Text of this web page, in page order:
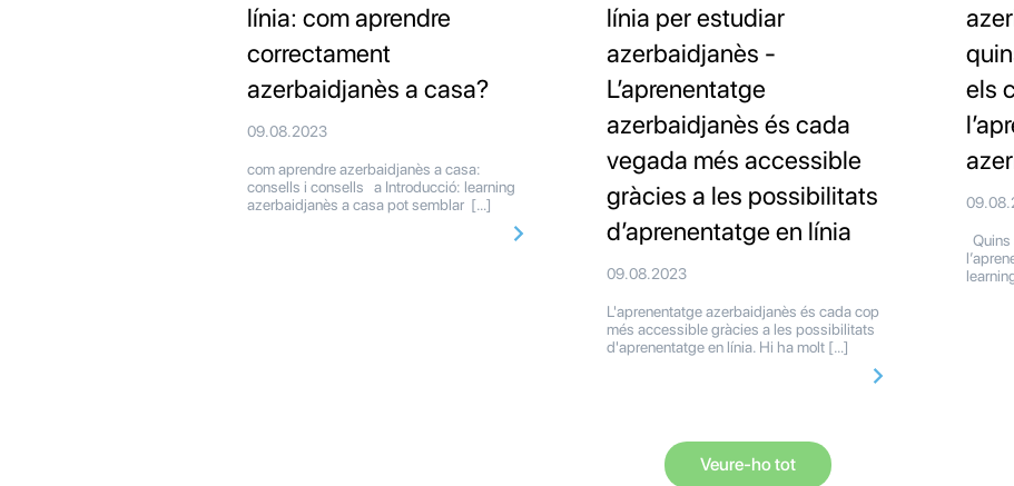
línia: com aprendre
correctament
azerbaidjanès a casa?
09.08.2023
com aprendre azerbaidjanès a casa:
consells i consells a Introducció: learning
azerbaidjanès a casa pot semblar […]
línia per estudiar
azerbaidjanès -
L’aprenentatge
azerbaidjanès és cada
vegada més accessible
gràcies a les possibilitats
d’aprenentatge en línia
09.08.2023
L'aprenentatge azerbaidjanès és cada cop
més accessible gràcies a les possibilitats
d'aprenentatge en línia. Hi ha molt […]
els
Quins
Veure-ho tot